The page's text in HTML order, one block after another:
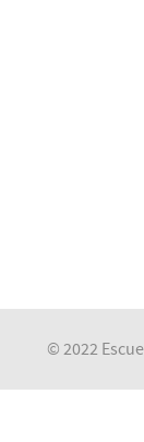
© 2022